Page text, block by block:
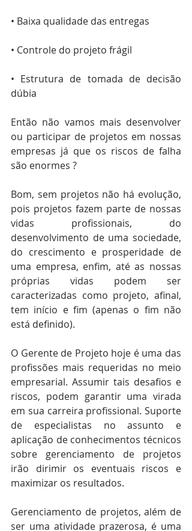
• Baixa qualidade das entregas
• Controle do projeto frágil
• Estrutura de tomada de decisão
dúbia
Então não vamos mais desenvolver
ou participar de projetos em nossas
empresas já que os riscos de falha
são enormes ?
Bom, sem projetos não há evolução,
pois projetos fazem parte de nossas
vidas profissionais, do
desenvolvimento de uma sociedade,
do crescimento e prosperidade de
uma empresa, enfim, até as nossas
próprias vidas podem ser
caracterizadas como projeto, afinal,
tem início e fim (apenas o fim não
está definido).
O Gerente de Projeto hoje é uma das
profissões mais requeridas no meio
empresarial. Assumir tais desafios e
riscos, podem garantir uma virada
em sua carreira profissional. Suporte
de especialistas no assunto e
aplicação de conhecimentos técnicos
sobre gerenciamento de projetos
irão dirimir os eventuais riscos e
maximizar os resultados.
Gerenciamento de projetos, além de
ser uma atividade prazerosa, é uma